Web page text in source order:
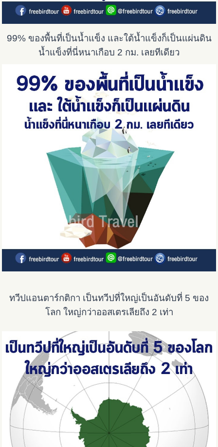
99% ของพื้นที่เป็นน้ำแข็ง และใต้น้ำแข็งก็เป็นแผ่นดิน
น้ำแข็งที่นี่หนาเกือบ 2 กม. เลยทีเดียว
ทวีปแอนตาร์กติกา เป็นทวีปที่ใหญ่เป็นอันดับที่ 5 ของ
โลก ใหญ่กว่าออสเตรเลียถึง 2 เท่า